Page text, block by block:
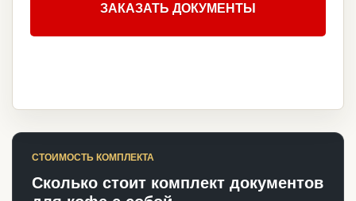
ЗАКАЗАТЬ ДОКУМЕНТЫ
СТОИМОСТЬ КОМПЛЕКТА
Сколько стоит комплект документов